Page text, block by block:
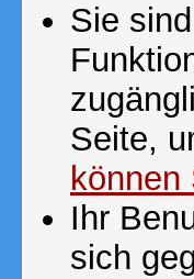
Sie
Seite,
können
Ihr
sich